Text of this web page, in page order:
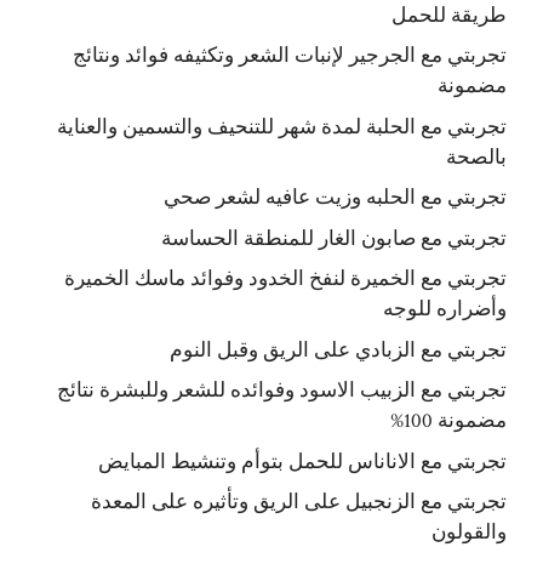
طريقة للحمل
تجربتي مع الجرجير لإنبات الشعر وتكثيفه فوائد ونتائج
مضمونة
تجربتي مع الحلبة لمدة شهر للتنحيف والتسمين والعناية
بالصحة
تجربتي مع الحلبه وزيت عافيه لشعر صحي
تجربتي مع صابون الغار للمنطقة الحساسة
تجربتي مع الخميرة لنفخ الخدود وفوائد ماسك الخميرة
وأضراره للوجه
تجربتي مع الزبادي على الريق وقبل النوم
تجربتي مع الزبيب الاسود وفوائده للشعر وللبشرة نتائج
مضمونة 100%
تجربتي مع الاناناس للحمل بتوأم وتنشيط المبايض
تجربتي مع الزنجبيل على الريق وتأثيره على المعدة
والقولون